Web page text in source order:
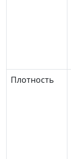
Плотность